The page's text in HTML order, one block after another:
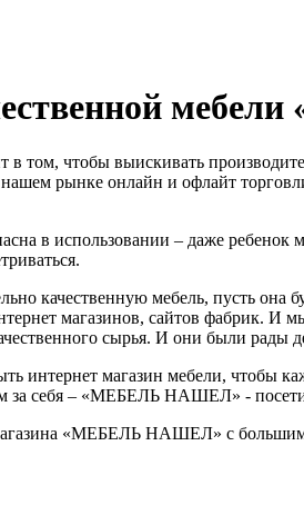
том, чтобы выискивать
нашем рынке онлайн и офлайт
в использовании – даже
качественную мебель, пусть
магазинов, сайтов фабрик. И
сырья. И они были рады
интернет магазин мебели, чтобы
себя – «МЕБЕЛЬ НАШЕЛ» -
«МЕБЕЛЬ НАШЕЛ» с большим